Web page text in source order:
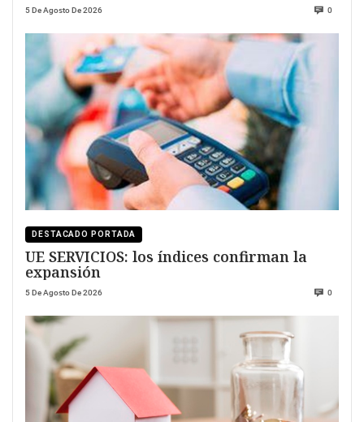
5 De Agosto De 2026 0
DESTACADO PORTADA
UE SERVICIOS: los índices confirman la
expansión
5 De Agosto De 2026 0